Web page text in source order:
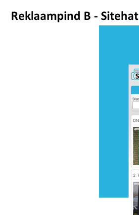
Reklaampind B - Sitehat